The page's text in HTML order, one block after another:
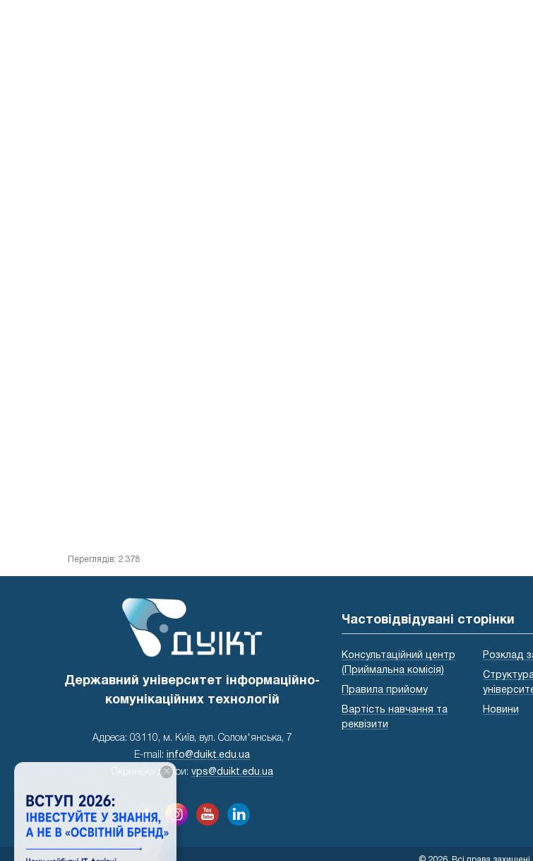
Переглядів: 2 378
Державний університет інформаційно-
комунікаційних технологій
Адреса: 03110, м. Київ, вул. Солом'янська, 7
E-mail:
info@duikt.edu.ua
Скринька довіри: vps@duikt.edu.ua
Частовідвідувані сторінки
Консультаційний центр
(Приймальна комісія)
Правила прийому
Вартість навчання та
реквізити
Розклад
Новини
×